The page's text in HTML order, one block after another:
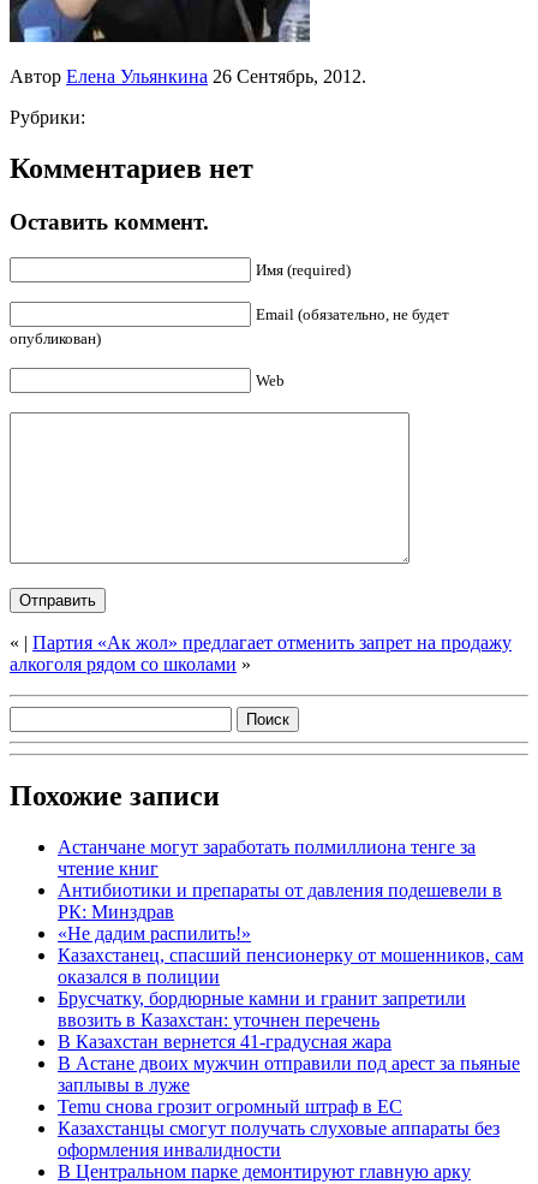
Автор Елена Ульянкина 26 Сентябрь, 2012.
Рубрики:
Комментариев нет
Оставить коммент.
Имя (required)
Email (обязательно, не будет
опубликован)
Web
« | Партия «Ак жол» предлагает отменить запрет на продажу
алкоголя рядом со школами »
Похожие записи
Астанчане могут заработать полмиллиона тенге за
чтение книг
Антибиотики и препараты от давления подешевели в
РК: Минздрав
«Не дадим распилить!»
Казахстанец, спасший пенсионерку от мошенников, сам
оказался в полиции
Брусчатку, бордюрные камни и гранит запретили
ввозить в Казахстан: уточнен перечень
В Казахстан вернется 41-градусная жара
В Астане двоих мужчин отправили под арест за пьяные
заплывы в луже
Temu снова грозит огромный штраф в ЕС
Казахстанцы смогут получать слуховые аппараты без
оформления инвалидности
В Центральном парке демонтируют главную арку